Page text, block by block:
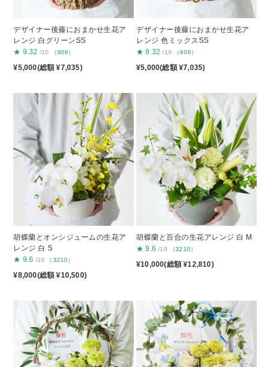
デザイナー後藤におまかせ生花ア
レンジ 白グリーンSS
★ 9.32 /10 （909）
¥5,000(総額 ¥7,035)
デザイナー後藤におまかせ生花ア
レンジ 色ミックスSS
★ 9.32 /10 （909）
¥5,000(総額 ¥7,035)
胡蝶蘭とオンシジュームの生花ア
レンジ 白 S
★ 9.6 /10 （3210）
¥8,000(総額 ¥10,500)
胡蝶蘭と百合の生花アレンジ 白 M
★ 9.6 /10 （3210）
¥10,000(総額 ¥12,810)